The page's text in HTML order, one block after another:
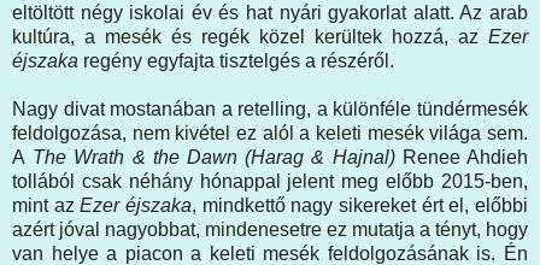
eltöltött négy iskolai év és hat nyári gyakorlat alatt. Az arab
kultúra, a mesék és regék közel kerültek hozzá, az Ezer
éjszaka regény egyfajta tisztelgés a részéről.
Nagy divat mostanában a retelling, a különféle tündérmesék
feldolgozása, nem kivétel ez alól a keleti mesék világa sem.
A The Wrath & the Dawn (Harag & Hajnal)Renee Ahdieh
tollából csak néhány hónappal jelent meg előbb 2015-ben,
mint azEzer éjszaka, mindkettő nagy sikereket ért el, előbbi
azért jóval nagyobbat, mindenesetre ez mutatja a tényt, hogy
van helye a piacon a keleti mesék feldolgozásának is. Én